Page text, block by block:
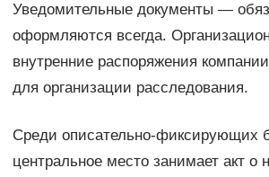
Уведомительные документы —
оформляются всегда.
внутренние распоряжения
для организации расследования.
Среди описательно-фиксирующих
центральное место занимает акт о